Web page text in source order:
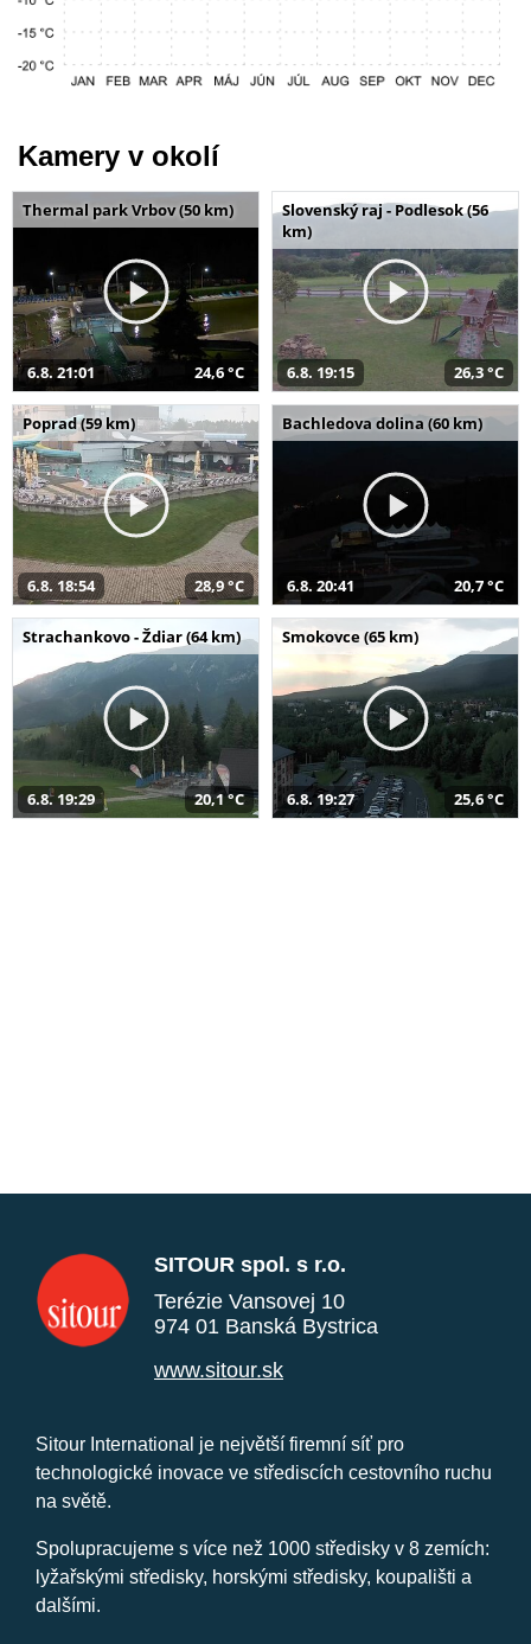
Kamery v okolí
Thermal park Vrbov (50 km)
6.8. 21:01 24,6 °C
Slovenský raj - Podlesok (56
km)
6.8. 19:15 26,3 °C
Poprad (59 km)
6.8. 18:54 28,9 °C
Bachledova dolina (60 km)
6.8. 20:41 20,7 °C
Strachankovo - Ždiar (64 km)
6.8. 19:29 20,1 °C
Smokovce (65 km)
6.8. 19:27 25,6 °C
SITOUR spol. s r.o.
Terézie Vansovej 10
974 01 Banská Bystrica
www.sitour.sk
Sitour International je největší firemní síť pro
technologické inovace ve střediscích cestovního ruchu
na světě.
Spolupracujeme s více než 1000 středisky v 8 zemích:
lyžařskými středisky, horskými středisky, koupališti a
dalšími.